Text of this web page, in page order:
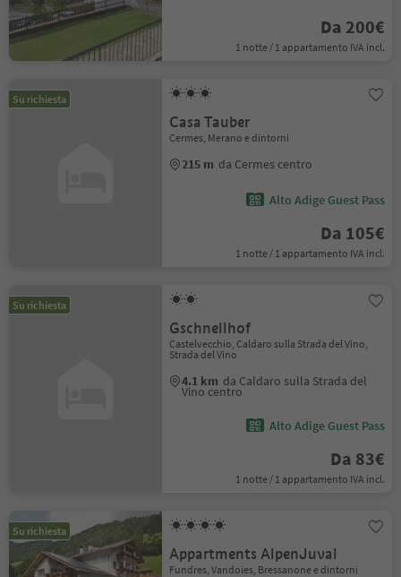
Da 200€
1 notte / 1 appartamento IVA incl.
Su richiesta
Casa Tauber
Cermes, Merano e dintorni
215 m da Cermes centro
Alto Adige Guest Pass
Da 105€
1 notte / 1 appartamento IVA incl.
Su richiesta
Gschnellhof
Castelvecchio, Caldaro sulla Strada del Vino,
Strada del Vino
4.1 km da Caldaro sulla Strada del
Vino centro
Alto Adige Guest Pass
Da 83€
1 notte / 1 appartamento IVA incl.
Su richiesta
Appartments AlpenJuval
Fundres, Vandoies, Bressanone e dintorni